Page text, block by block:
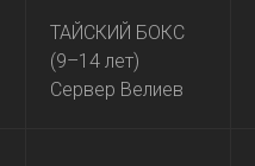
ТАЙСКИЙ БОКС
(9–14 лет)
Сервер Велиев